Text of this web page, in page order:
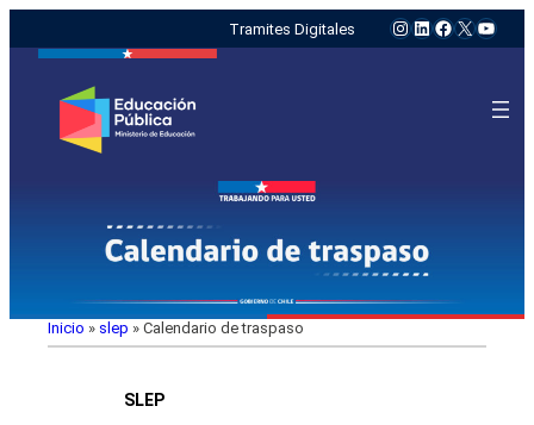
Tramites Digitales Instagram
LinkedIn
Facebook
X
Inicio » slep » Calendario de traspaso
SLEP